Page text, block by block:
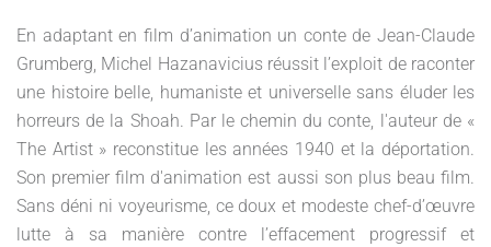
En adaptant en film d’animation un conte de Jean-Claude
Grumberg, Michel Hazanavicius réussit l’exploit de raconter
une histoire belle, humaniste et universelle sans éluder les
horreurs de la Shoah. Par le chemin du conte, l'auteur de «
The Artist » reconstitue les années 1940 et la déportation.
Son premier film d'animation est aussi son plus beau film.
Sans déni ni voyeurisme, ce doux et modeste chef-d’œuvre
lutte à sa manière contre l’effacement progressif et